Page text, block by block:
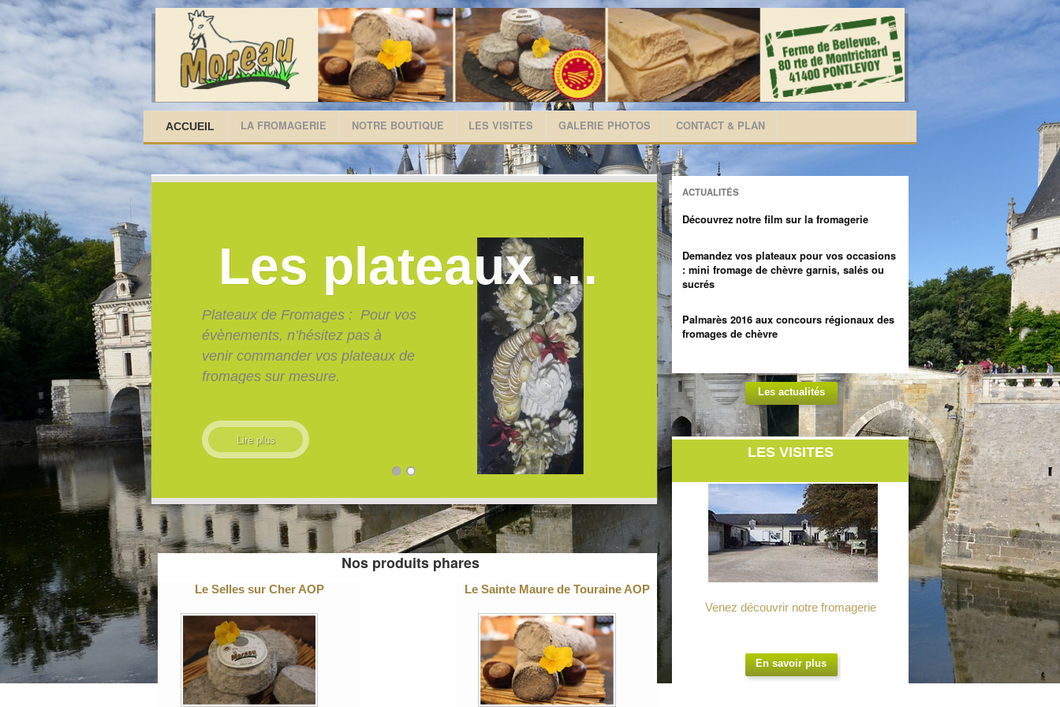
ACCUEIL LA FROMAGERIE NOTRE BOUTIQUE LES VISITES GALERIE PHOTOS CONTACT & PLAN
Plateaux de Fromages : Pour vos
évènements, n’hésitez pas à
venir commander vos plateaux de
fromages sur mesure.
Nos produits phares
Le Selles sur Cher AOP Le Sainte Maure de Touraine AOP
ACTUALITÉS
Découvrez notre film sur la fromagerie
Demandez vos plateaux pour vos occasions
: mini fromage de chèvre garnis, salés ou
sucrés
Palmarès 2016 aux concours régionaux des
fromages de chèvre
Les actualités
LES VISITES
Venez découvrir notre fromagerie
En savoir plus